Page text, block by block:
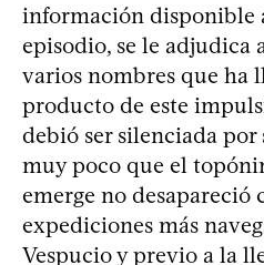
información disponible
episodio, se le adjudica
varios nombres que ha
producto de este
debió ser silenciada por
muy poco que el
emerge no desapareció
expediciones más
Vespucio y previo a la